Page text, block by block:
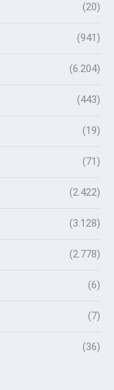
(20)
(941)
(6.204)
(443)
(19)
(71)
(2.422)
(3.128)
(2.778)
(6)
(7)
(36)